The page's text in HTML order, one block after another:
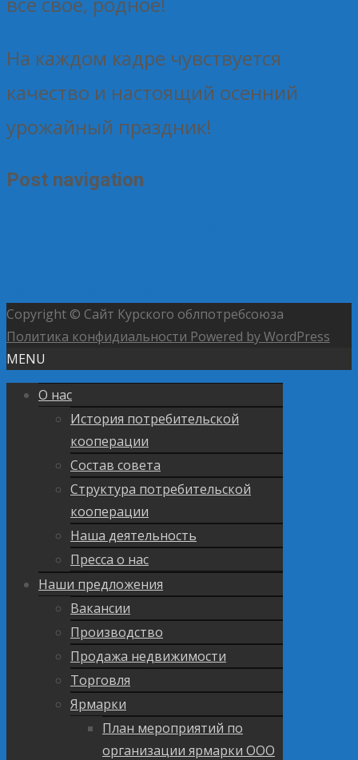
На каждом кадре чувствуется
качество и настоящий осенний
урожайный праздник!
Post navigation
Copyright © Сайт Курского облпотребсоюза
Политика конфидиальности Powered by WordPress
MENU
О нас
История потребительской
кооперации
Состав совета
Структура потребительской
кооперации
Наша деятельность
Пресса о нас
Наши предложения
Вакансии
Производство
Продажа недвижимости
Торговля
Ярмарки
План мероприятий по
организации ярмарки ООО